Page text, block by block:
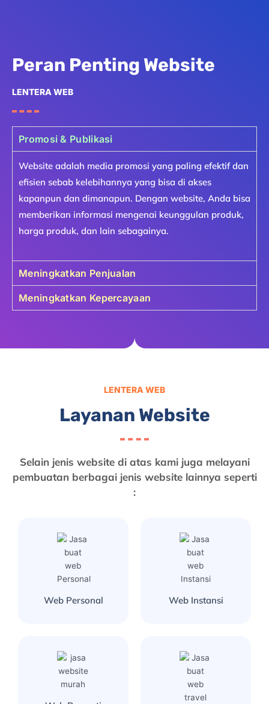
Peran Penting Website
LENTERA WEB
Promosi & Publikasi
Website adalah media promosi yang paling efektif dan
efisien sebab kelebihannya yang bisa di akses
kapanpun dan dimanapun. Dengan website, Anda bisa
memberikan informasi mengenai keunggulan produk,
harga produk, dan lain sebagainya.
Meningkatkan Penjualan
Meningkatkan Kepercayaan
LENTERA WEB
Layanan Website
Selain jenis website di atas kami juga melayani
pembuatan berbagai jenis website lainnya seperti
:
Web Personal Web Instansi